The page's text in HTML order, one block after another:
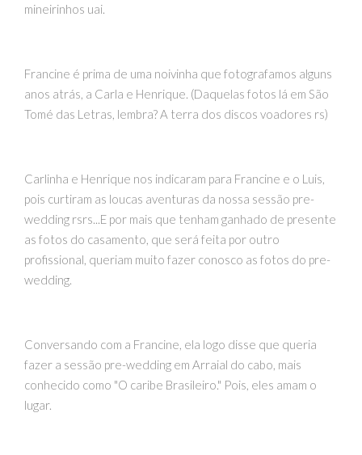
mineirinhos uai.
Francine é prima de uma noivinha que fotografamos alguns
anos atrás, a Carla e Henrique. (Daquelas fotos lá em São
Tomé das Letras, lembra? A terra dos discos voadores rs)
Carlinha e Henrique nos indicaram para Francine e o Luis,
pois curtiram as loucas aventuras da nossa sessão pre-
wedding rsrs...E por mais que tenham ganhado de presente
as fotos do casamento, que será feita por outro
profissional, queriam muito fazer conosco as fotos do pre-
wedding.
Conversando com a Francine, ela logo disse que queria
fazer a sessão pre-wedding em Arraial do cabo, mais
conhecido como "O caribe Brasileiro." Pois, eles amam o
lugar.